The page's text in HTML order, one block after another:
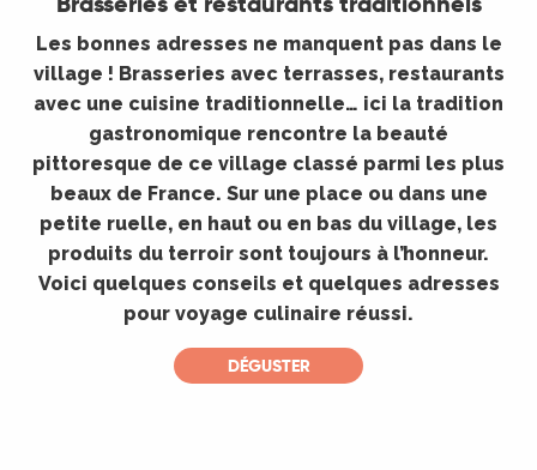
Les bonnes adresses ne manquent pas dans le
village ! Brasseries avec terrasses, restaurants
avec une cuisine traditionnelle… ici la tradition
gastronomique rencontre la beauté
pittoresque de ce village classé parmi les plus
beaux de France. Sur une place ou dans une
petite ruelle, en haut ou en bas du village, les
produits du terroir sont toujours à l’honneur.
Voici quelques conseils et quelques adresses
pour voyage culinaire réussi.
DÉGUSTER